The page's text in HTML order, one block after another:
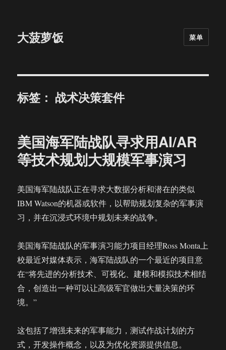
大菠萝饭 菜单
标签： 战术决策套件
美国海军陆战队寻求用AI/AR
等技术规划大规模军事演习
美国海军陆战队正在寻求大数据分析和潜在的类似
IBM Watson的机器或软件，以帮助规划复杂的军事演
习，并在沉浸式环境中规划未来的战争。
美国海军陆战队的军事演习能力项目经理Ross Monta上
校最近对媒体表示，海军陆战队的一个最近的项目意
在“将先进的分析技术、可视化、建模和模拟技术相结
合，创造出一种可以让高级军官做出大量决策的环
境。”
这包括了增强未来的军事能力，测试作战计划的方
式，开发操作概念，以及为优化资源提供信息。